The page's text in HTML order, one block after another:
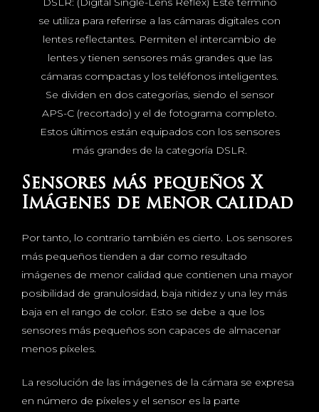
se utiliza para referirse a las cámaras digitales con
lentes reflectantes. Permiten el intercambio de
lentes y tienen sensores más grandes que las
cámaras compactas y los teléfonos inteligentes.
Se dividen en dos categorías, siendo el sensor
APS-C (recortado) y el de fotograma completo.
Estos últimos están equipados con los sensores
más grandes de la categoría DSLR.
Sensores más pequeños X
Imágenes de menor calidad
Por tanto, lo contrario también es cierto. Los sensores
más pequeños tienden a dar como resultado
imágenes de menor calidad que contienen una mayor
posibilidad de granulosidad, baja nitidez y una ley más
baja en el rango de color. Esto se debe a que los
sensores más pequeños son capaces de almacenar
menos píxeles.
La resolución de las imágenes de la cámara se expresa
en número de píxeles y el sensor es la parte